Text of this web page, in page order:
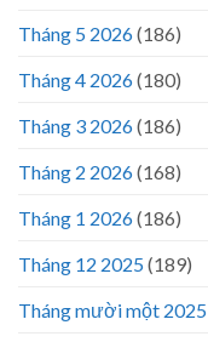
Tháng 5 2026(186)
Tháng 4 2026(180)
Tháng 3 2026(186)
Tháng 2 2026(168)
Tháng 1 2026(186)
Tháng 12 2025(189)
Tháng mười một 2025